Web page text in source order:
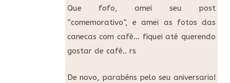
Que fofo, amei seu post
“comemorativo”, e amei as fotos das
canecas com café… fiquei até querendo
gostar de café.. rs
De novo, parabéns pelo seu aniversario!